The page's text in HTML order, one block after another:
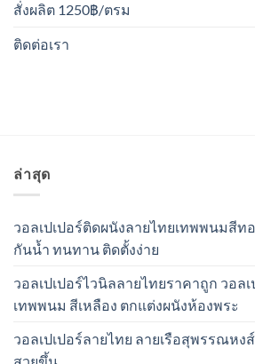
สั่งผลิต 1250฿/ตรม
ติดต่อเรา
ล่าสุด
วอลเปเปอร์ติดผนังลายไทยเทพพนมสีท
กันน้ำ ทนทาน ติดตั้งง่าย
วอลเปเปอร์ไวนิลลายไทยราคาถูก วอล
เทพพนม สีเหลือง ตกแต่งผนังห้องพระ
วอลเปเปอร์ลายไทย ลายเรือสุพรรณหง